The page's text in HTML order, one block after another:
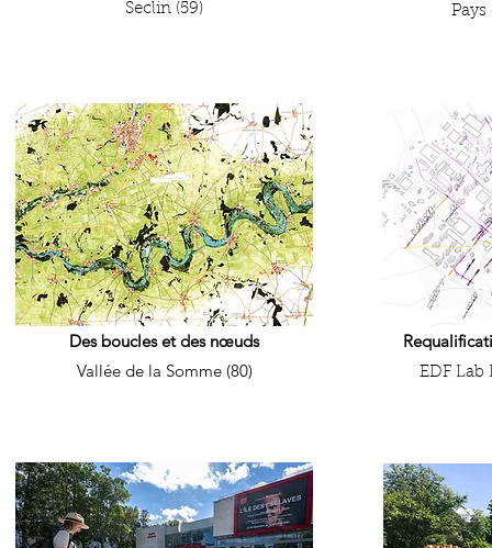
Seclin (59) Pays
Des boucles et des nœuds
Vallée de la Somme (80)
EDF Lab